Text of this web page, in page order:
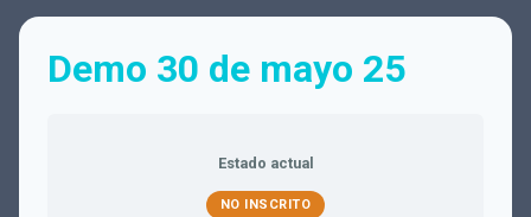
Demo 30 de mayo 25
Estado actual
NO INSCRITO